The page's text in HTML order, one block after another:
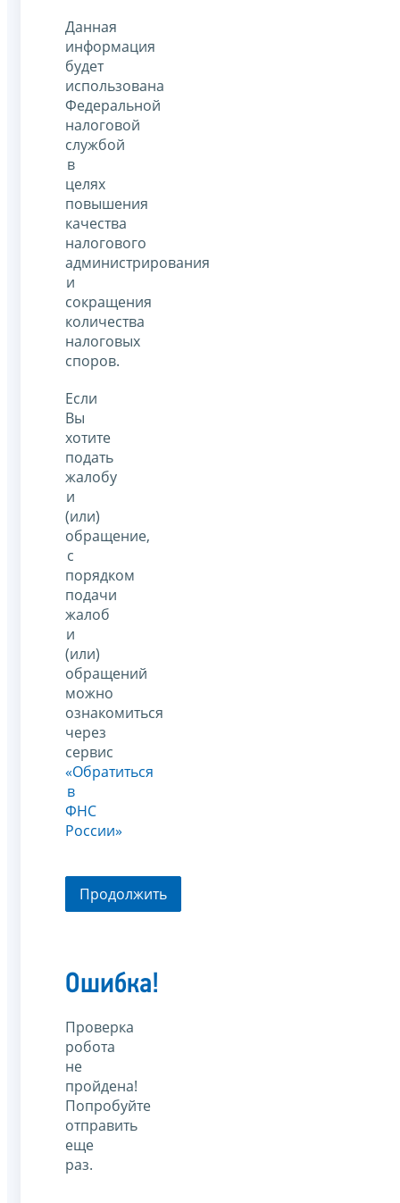
Данная
информация
будет
использована
Федеральной
налоговой
службой
в
целях
повышения
качества
налогового
администрирования
и
сокращения
количества
налоговых
споров.
Если
Вы
хотите
подать
жалобу
и
(или)
обращение,
с
порядком
подачи
жалоб
и
(или)
обращений
можно
ознакомиться
через
сервис
«Обратиться
в
ФНС
России»
Продолжить
Ошибка!
Проверка
робота
не
пройдена!
Попробуйте
отправить
еще
раз.